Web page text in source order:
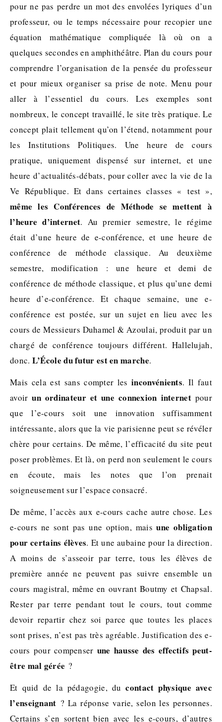
pour ne pas perdre un mot des envolées lyriques d’un
professeur, ou le temps nécessaire pour recopier une
équation mathématique compliquée là où on a
quelques secondes en amphithéâtre. Plan du cours pour
comprendre l’organisation de la pensée du professeur
et pour mieux organiser sa prise de note. Menu pour
aller à l’essentiel du cours. Les exemples sont
nombreux, le concept travaillé, le site très pratique. Le
concept plait tellement qu’on l’étend, notamment pour
les Institutions Politiques. Une heure de cours
pratique, uniquement dispensé sur internet, et une
heure d’actualités-débats, pour coller avec la vie de la
Ve République. Et dans certaines classes « test »,
même les Conférences de Méthode se mettent à
l’heure d’internet. Au premier semestre, le régime
était d’une heure de e-conférence, et une heure de
conférence de méthode classique. Au deuxième
semestre, modification : une heure et demi de
conférence de méthode classique, et plus qu’une demi
heure d’e-conférence. Et chaque semaine, une e-
conférence est postée, sur un sujet en lieu avec les
cours de Messieurs Duhamel & Azoulai, produit par un
chargé de conférence toujours différent. Hallelujah,
donc. L’École du futur est en marche.
Mais cela est sans compter lesinconvénients. Il faut
avoirun ordinateur et une connexion internetpour
que l’e-cours soit une innovation suffisamment
intéressante, alors que la vie parisienne peut se révéler
chère pour certains. De même, l’efficacité du site peut
poser problèmes. Et là, on perd non seulement le cours
en écoute, mais les notes que l’on prenait
soigneusement sur l’espace consacré.
De même, l’accès aux e-cours cache autre chose. Les
e-cours ne sont pas une option, maisune obligation
pour certains élèves. Et une aubaine pour la direction.
A moins de s’asseoir par terre, tous les élèves de
première année ne peuvent pas suivre ensemble un
cours magistral, même en ouvrant Boutmy et Chapsal.
Rester par terre pendant tout le cours, tout comme
devoir repartir chez soi parce que toutes les places
sont prises, n’est pas très agréable. Justification des e-
cours pour compenser une hausse des effectifs peut-
être mal gérée ?
Et quid de la pédagogie, ducontact physique avec
l’enseignant ? La réponse varie, selon les personnes.
Certains s’en sortent bien avec les e-cours, d’autres